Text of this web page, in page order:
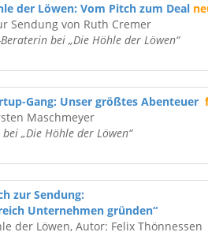
der Löwen: Vom Pitch zum Deal
Sendung von Ruth Cremer
bei „Die Höhle der Löwen“
Gang: Unser größtes Abenteuer
Maschmeyer
„Die Höhle der Löwen“
zur Sendung:
Unternehmen gründen“
der Löwen, Autor: Felix Thönnessen